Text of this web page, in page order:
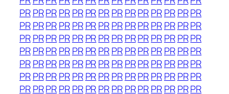
PRPRPRPRPR PRPRPRPRPRPRPR PRPR
PRPRPRPRPR PRPRPRPRPRPRPR PRPR
PRPRPRPRPR PRPRPRPRPRPRPR PRPR
PRPRPRPRPR PRPRPRPRPRPRPR PRPR
PRPRPRPRPR PRPRPRPRPRPRPR PRPR
PRPRPRPRPR PRPRPRPRPRPRPR PRPR
PRPRPRPRPR PRPRPRPRPRPRPR PRPR